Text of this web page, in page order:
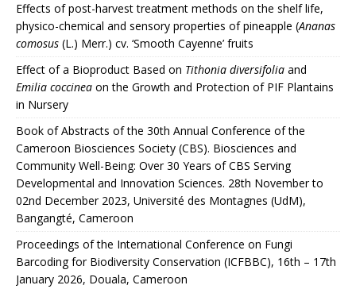
Effects of post-harvest treatment methods on the shelf life,
physico-chemical and sensory properties of pineapple (Ananas
comosus (L.) Merr.) cv. ‘Smooth Cayenne’ fruits
Effect of a Bioproduct Based on Tithonia diversifolia and
Emilia coccinea on the Growth and Protection of PIF Plantains
in Nursery
Book of Abstracts of the 30th Annual Conference of the
Cameroon Biosciences Society (CBS). Biosciences and
Community Well-Being: Over 30 Years of CBS Serving
Developmental and Innovation Sciences. 28th November to
02nd December 2023, Université des Montagnes (UdM),
Bangangté, Cameroon
Proceedings of the International Conference on Fungi
Barcoding for Biodiversity Conservation (ICFBBC), 16th – 17th
January 2026, Douala, Cameroon